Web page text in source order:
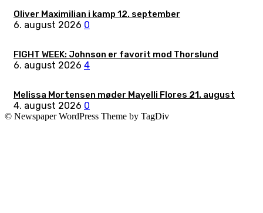
Oliver Maximilian i kamp 12. september
6. august 2026 0
FIGHT WEEK: Johnson er favorit mod Thorslund
6. august 2026 4
Melissa Mortensen møder Mayelli Flores 21. august
4. august 2026 0
© Newspaper WordPress Theme by TagDiv